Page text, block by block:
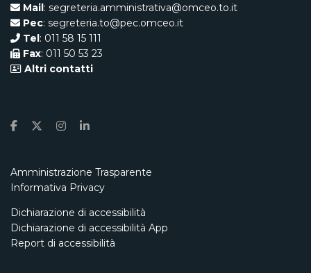
Mail: segreteria.amministrativa@omceo.to.it
Pec: segreteria.to@pec.omceo.it
Tel: 011 58 15 111
Fax: 011 50 53 23
Altri contatti
Amministrazione Trasparente
Informativa Privacy
Dichiarazione di accessibilità
Dichiarazione di accessibilità App
Report di accessibilità